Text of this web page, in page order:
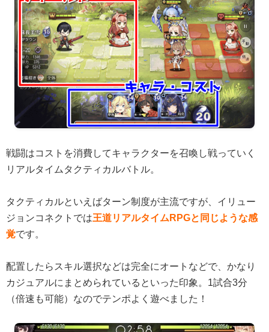
戦闘はコストを消費してキャラクターを召喚し戦っていく
リアルタイムタクティカルバトル。
タクティカルといえばターン制度が主流ですが、イリュー
ジョンコネクトでは王道リアルタイムRPGと同じような感
覚です。
配置したらスキル選択などは完全にオートなどで、かなり
カジュアルにまとめられているといった印象。1試合3分
（倍速も可能）なのでテンポよく遊べました！